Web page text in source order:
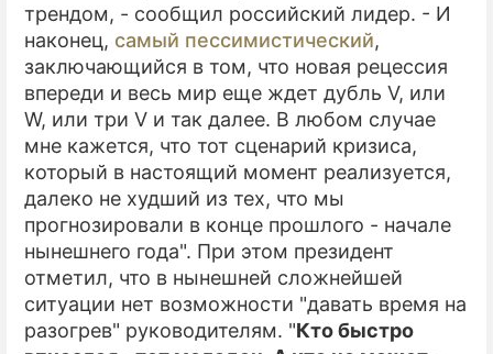
трендом, - сообщил российский лидер. - И
наконец, самый пессимистический,
заключающийся в том, что новая рецессия
впереди и весь мир еще ждет дубль V, или
W, или три V и так далее. В любом случае
мне кажется, что тот сценарий кризиса,
который в настоящий момент реализуется,
далеко не худший из тех, что мы
прогнозировали в конце прошлого - начале
нынешнего года". При этом президент
отметил, что в нынешней сложнейшей
ситуации нет возможности "давать время на
разогрев" руководителям. "Кто быстро